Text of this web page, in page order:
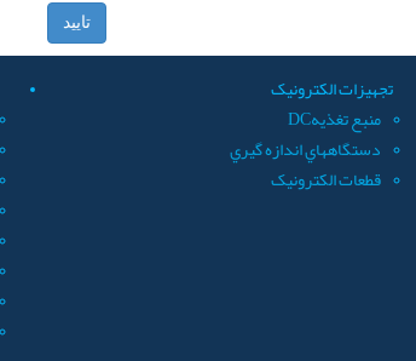
تایید
تجهيزات الکترونيک
منبع تغذيهDC
دستگاههاي اندازه گيري
قطعات الکترونيک